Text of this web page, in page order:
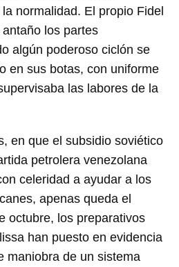
normalidad. El propio Fidel
los partes
algún poderoso ciclón se
en sus botas, con uniforme
las labores de la
en que el subsidio soviético
petrolera venezolana
celeridad a ayudar a los
apenas queda el
octubre, los preparativos
han puesto en evidencia
maniobra de un sistema